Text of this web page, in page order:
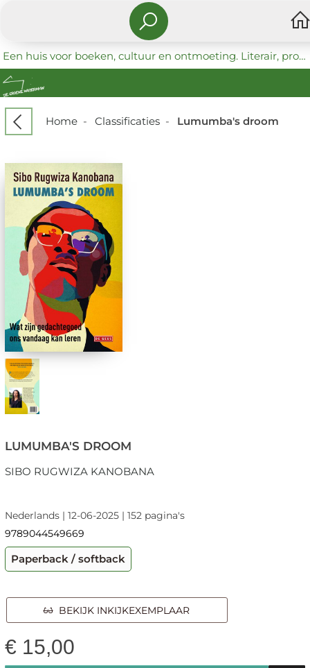
Een huis voor boeken, cultuur en ontmoeting. Literair, progressief en coöperatief.
Home- Classificaties- Lumumba's droom
LUMUMBA'S DROOM
SIBO RUGWIZA KANOBANA
Nederlands | 12-06-2025 | 152 pagina's
9789044549669
Paperback / softback
BEKIJK INKIJKEXEMPLAAR
€ 15,00